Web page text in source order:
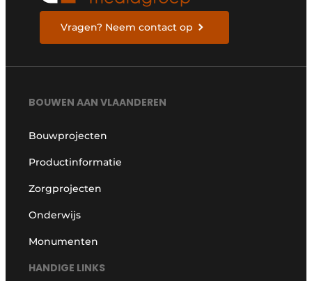
Vragen? Neem contact op
BOUWEN AAN VLAANDEREN
Bouwprojecten
Productinformatie
Zorgprojecten
Onderwijs
Monumenten
HANDIGE LINKS